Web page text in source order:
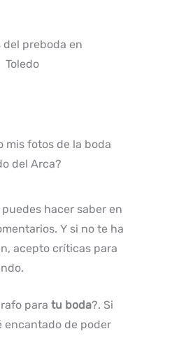
mis fotos de la boda
del Arca?
puedes hacer saber en
Y si no te ha
acepto críticas para
para tu boda?. Si
encantado de poder